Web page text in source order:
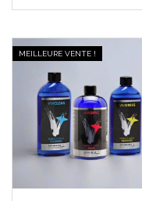
MEILLEURE VENTE !